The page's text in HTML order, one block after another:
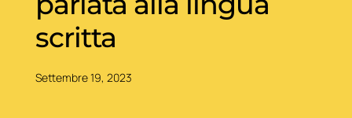
scritta
Settembre 19, 2023